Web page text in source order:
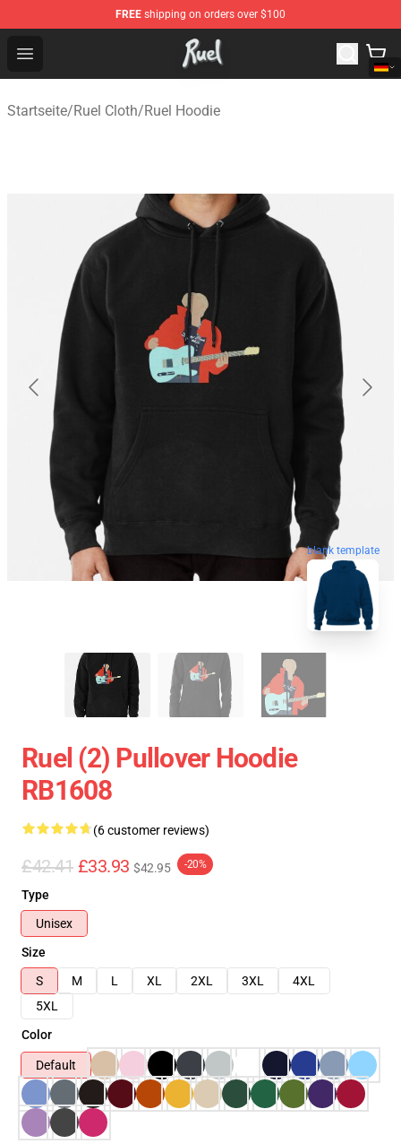
FREE shipping on orders over $100
Open menu
Ruel Store - Official Ruel Merchandise Shop
Startseite/Ruel Cloth/Ruel Hoodie
blank template
Ruel (2) Pullover Hoodie
RB1608
(6 customer reviews)
£42.41 £33.93 $42.95 -20%
Type
Unisex
Size
S
M L XL 2XL 3XL
4XL
5XL
Color
Default